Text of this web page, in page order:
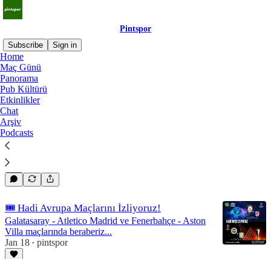
Pintspor
Subscribe
Sign in
Home
Maç Günü
Panorama
Pub Kültürü
Etkinlikler
Chat
Arşiv
Podcasts
İngiltere
🎟️ Dünya Kupası'na son 1 maç!
Son 10 kişilik yerimiz kaldı. Bu heyecanı hep birlikte
yaşamak istersen bekiyoruz...
Mar 30
🎟️ Hadi Avrupa Maçlarını İzliyoruz!
Galatasaray - Atletico Madrid ve Fenerbahçe - Aston
Villa maçlarında beraberiz...
Jan 18 • pintspor